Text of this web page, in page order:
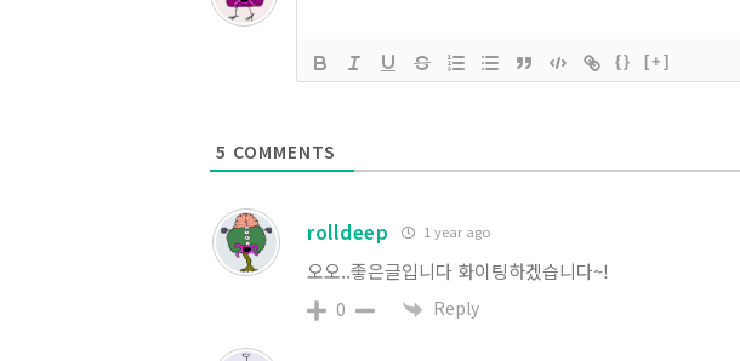
{} [+]
5 COMMENTS
rolldeep 1 year ago
오오..좋은글입니다 화이팅하겠습니다~!
0 Reply